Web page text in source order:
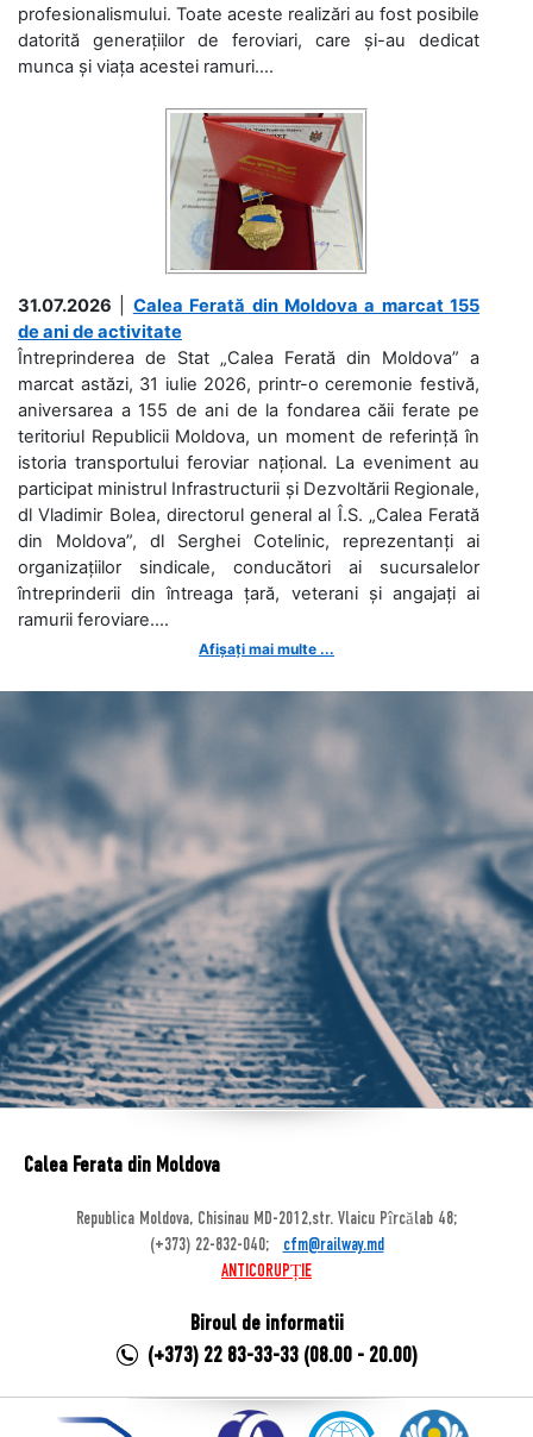
profesionalismului. Toate aceste realizări au fost posibile
datorită generațiilor de feroviari, care și-au dedicat
munca și viața acestei ramuri....
31.07.2026
Calea Ferată din Moldova a marcat 155
de ani de activitate
Întreprinderea de Stat „Calea Ferată din Moldova” a
marcat astăzi, 31 iulie 2026, printr-o ceremonie festivă,
aniversarea a 155 de ani de la fondarea căii ferate pe
teritoriul Republicii Moldova, un moment de referință în
istoria transportului feroviar național. La eveniment au
participat ministrul Infrastructurii și Dezvoltării Regionale,
dl Vladimir Bolea, directorul general al Î.S. „Calea Ferată
din Moldova”, dl Serghei Cotelinic, reprezentanți ai
organizațiilor sindicale, conducători ai sucursalelor
întreprinderii din întreaga țară, veterani și angajați ai
ramurii feroviare....
Afișați mai multe ...
Calea Ferata din Moldova
Republica Moldova, Chisinau MD-2012,str. Vlaicu Pîrcălab 48;
(+373) 22-832-040;
cfm@railway.md
ANTICORUPȚIE
Biroul de informatii
(+373) 22 83-33-33 (08.00 - 20.00)